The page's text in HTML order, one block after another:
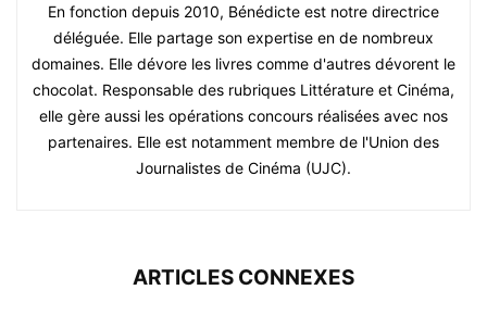
En fonction depuis 2010, Bénédicte est notre directrice
déléguée. Elle partage son expertise en de nombreux
domaines. Elle dévore les livres comme d'autres dévorent le
chocolat. Responsable des rubriques Littérature et Cinéma,
elle gère aussi les opérations concours réalisées avec nos
partenaires. Elle est notamment membre de l'Union des
Journalistes de Cinéma (UJC).
ARTICLES CONNEXES